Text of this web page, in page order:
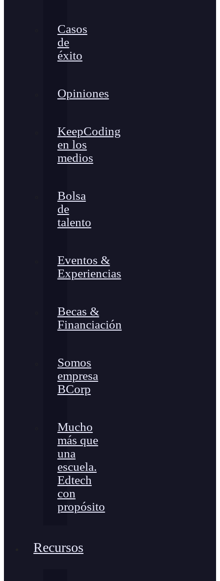
Casos
de
éxito
Opiniones
KeepCoding
en los
medios
Bolsa
de
talento
Eventos &
Experiencias
Becas &
Financiación
Somos
empresa
BCorp
Mucho
más que
una
escuela.
Edtech
con
propósito
Recursos